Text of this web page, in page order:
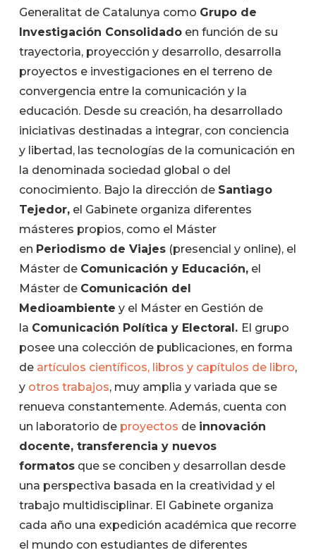
Generalitat de Catalunya como Grupo de
Investigación Consolidadoen función de su
trayectoria, proyección y desarrollo, desarrolla
proyectos e investigaciones en el terreno de
convergencia entre la comunicación y la
educación. Desde su creación, ha desarrollado
iniciativas destinadas a integrar, con conciencia
y libertad, las tecnologías de la comunicación en
la denominada sociedad global o del
conocimiento. Bajo la dirección de Santiago
Tejedor,el Gabinete organiza diferentes
másteres propios, como el Máster
en Periodismo de Viajes(presencial y online), el
Máster de Comunicación y Educación,el
Máster de Comunicación del
Medioambiente y el Máster en Gestión de
la Comunicación Política y Electoral. El grupo
posee una colección de publicaciones, en forma
de artículos científicos, libros y capítulos de libro,
y otros trabajos, muy amplia y variada que se
renueva constantemente. Además, cuenta con
un laboratorio de proyectos de innovación
docente, transferencia y nuevos
formatosque se conciben y desarrollan desde
una perspectiva basada en la creatividad y el
trabajo multidisciplinar. El Gabinete organiza
cada año una expedición académica que recorre
el mundo con estudiantes de diferentes